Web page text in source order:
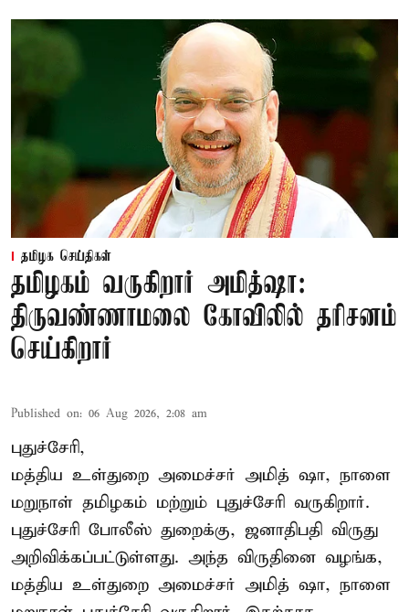
தமிழக செய்திகள்
தமிழகம் வருகிறார் அமித்ஷா:
திருவண்ணாமலை கோவிலில் தரிசனம்
செய்கிறார்
Published on: 06 Aug 2026, 2:08 am
புதுச்சேரி,
மத்திய உள்துறை அமைச்சர் அமித் ஷா, நாளை
மறுநாள் தமிழகம் மற்றும் புதுச்சேரி வருகிறார்.
புதுச்சேரி போலீஸ் துறைக்கு, ஜனாதிபதி விருது
அறிவிக்கப்பட்டுள்ளது. அந்த விருதினை வழங்க,
மத்திய உள்துறை அமைச்சர் அமித் ஷா, நாளை